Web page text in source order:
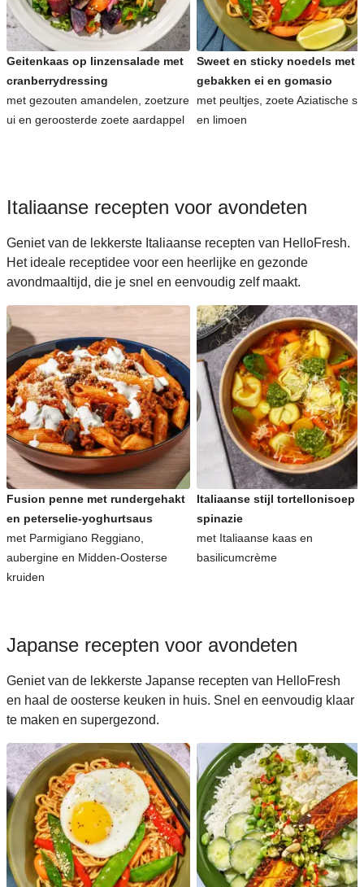
Geitenkaas op linzensalade met
cranberrydressing
met gezouten amandelen, zoetzure
ui en geroosterde zoete aardappel
Sweet en sticky noedels met
gebakken ei en gomasio
met peultjes, zoete Aziatische
en limoen
Italiaanse recepten voor avondeten
Geniet van de lekkerste Italiaanse recepten van HelloFresh.
Het ideale receptidee voor een heerlijke en gezonde
avondmaaltijd, die je snel en eenvoudig zelf maakt.
Fusion penne met rundergehakt
en peterselie-yoghurtsaus
met Parmigiano Reggiano,
aubergine en Midden-Oosterse
kruiden
Italiaanse stijl tortellonisoep
spinazie
met Italiaanse kaas en
basilicumcrème
Japanse recepten voor avondeten
Geniet van de lekkerste Japanse recepten van HelloFresh
en haal de oosterse keuken in huis. Snel en eenvoudig klaar
te maken en supergezond.